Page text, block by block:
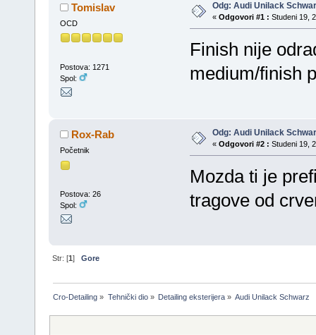
Tomislav
OCD
Postova: 1271
Spol:
Odg: Audi Unilack
« Odgovori #1 : Studeni 19,
Finish nije
medium/finish
Rox-Rab
Početnik
Postova: 26
Spol:
Odg: Audi Unilack
« Odgovori #2 : Studeni 19,
Mozda ti je
tragove od
Str: [1]Gore
Cro-Detailing » Tehnički dio» Detailing eksterijera» Audi Unilack Schwarz